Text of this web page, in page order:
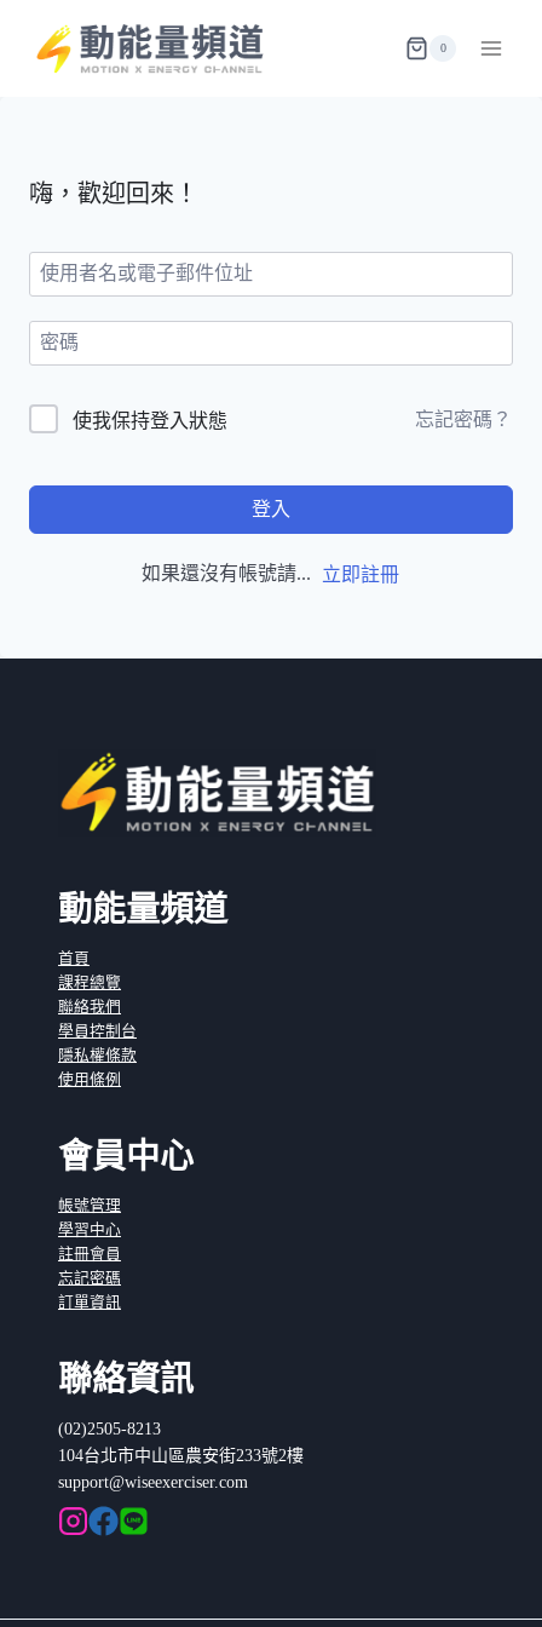
content
0
嗨，歡迎回來！
使我保持登入狀態 忘記密碼？
登入
如果還沒有帳號請... 立即註冊
動能量頻道
首頁
課程總覽
聯絡我們
學員控制台
隱私權條款
使用條例
會員中心
帳號管理
學習中心
註冊會員
忘記密碼
訂單資訊
聯絡資訊
(02)2505-8213
104台北市中山區農安街233號2樓
support@wiseexerciser.com